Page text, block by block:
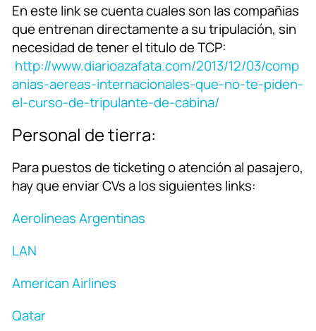
En este link se cuenta cuales son las compañias
que entrenan directamente a su tripulación, sin
necesidad de tener el titulo de TCP:
http://www.diarioazafata.com/2013/12/03/comp
anias-aereas-internacionales-que-no-te-piden-
el-curso-de-tripulante-de-cabina/
Personal de tierra:
Para puestos de ticketing o atención al pasajero,
hay que enviar CVs a los siguientes links:
Aerolineas Argentinas
LAN
American Airlines
Qatar